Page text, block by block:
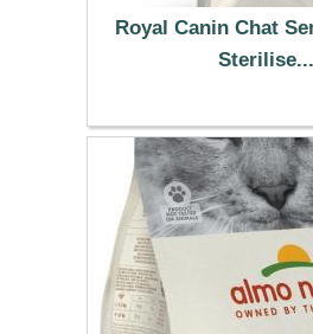
Royal Canin Chat
Sterilise...
33.99 €